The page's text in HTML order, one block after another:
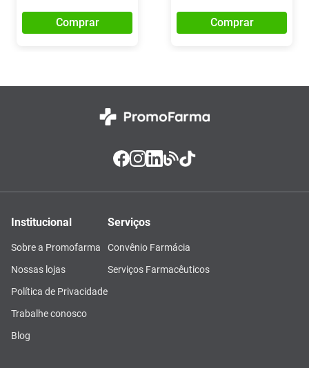
Comprar Comprar
Institucional
Sobre a Promofarma
Nossas lojas
Política de Privacidade
Trabalhe conosco
Blog
Serviços
Convênio Farmácia
Serviços Farmacêuticos